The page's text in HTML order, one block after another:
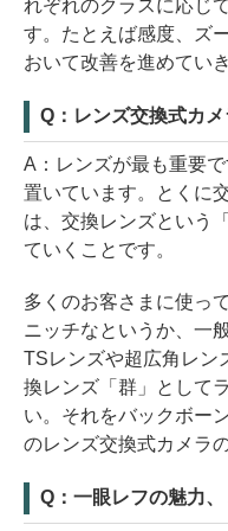
れぞれのクラスに応じ
す。たとえば感度、ズ
おいて改善を進めてい
Q：レンズ交換式カ
A：レンズが最も重要
置いています。とくに
は、交換レンズという
ていくことです。
多くのお客さまに使っ
ニッチなというか、一
TSレンズや超広角レン
換レンズ「群」として
い。それをバックボー
のレンズ交換式カメラ
Q：一眼レフの魅力